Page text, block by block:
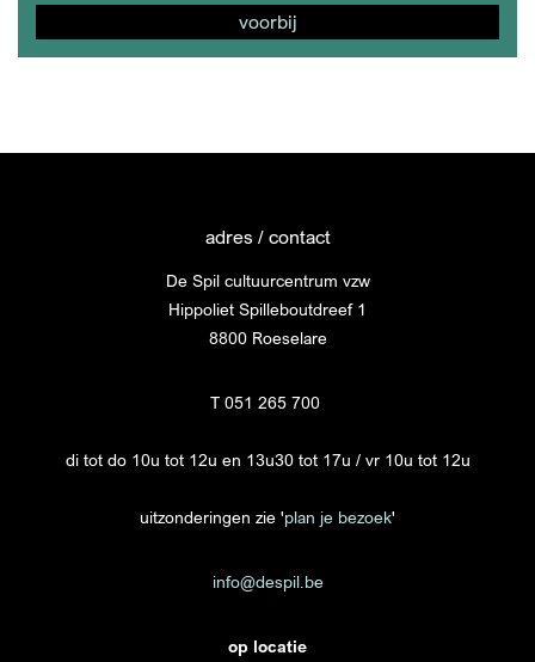
voorbij
adres / contact
De Spil cultuurcentrum vzw
Hippoliet Spilleboutdreef 1
8800 Roeselare
T 051 265 700
di tot do 10u tot 12u en 13u30 tot 17u / vr 10u tot 12u
uitzonderingen zie 'plan je bezoek'
info@despil.be
op locatie